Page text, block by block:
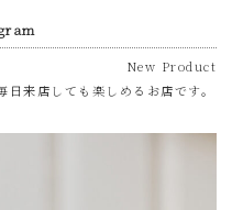
New Product
来店しても楽しめるお店です。